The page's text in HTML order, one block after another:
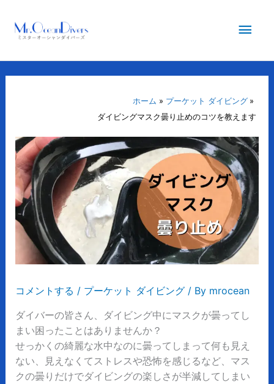
メ
メ
ニ
ュ
ー
ホーム
プーケット ダイビング
ダイビングマスク曇り止めのコツを教えます
コメントする / プーケット ダイビング/ By mrocean
ダイバーの皆さん、ダイビング中にマスクが曇ってし
まい困ったことはありませんか？
せっかくの綺麗な水中なのに曇ってしまって何も見え
ない、見えなくてストレスや恐怖を感じるなど、マス
クの曇りだけでダイビングの楽しさが半減してしまい